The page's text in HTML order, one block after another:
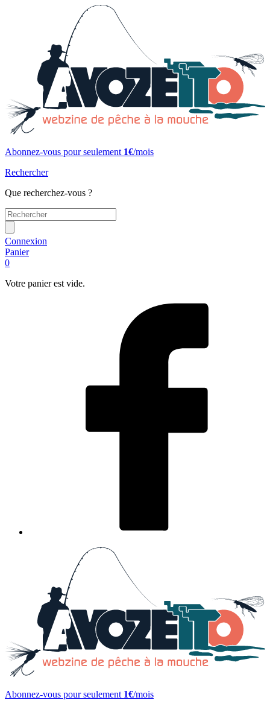
Abonnez-vous pour seulement 1€/mois
Rechercher
Que recherchez-vous ?
Connexion
Panier
0
Votre panier est vide.
Abonnez-vous pour seulement 1€/mois